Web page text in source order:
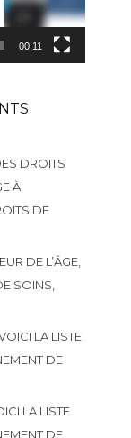
00:11
DROITS
À
DE
DE L’ÂGE,
SOINS,
LA LISTE
DE
LA LISTE
DE